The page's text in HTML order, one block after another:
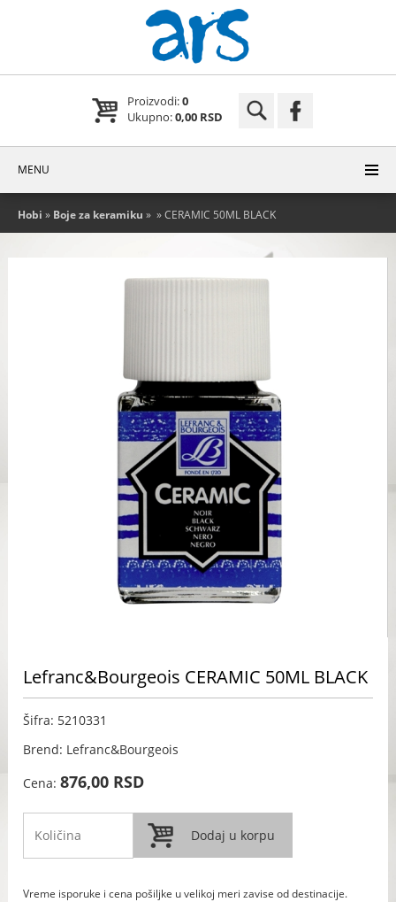
Proizvodi:0
Ukupno:0,00 RSD
MENU
Hobi » Boje za keramiku » » CERAMIC 50ML BLACK
Lefranc&Bourgeois CERAMIC 50ML BLACK
Šifra: 5210331
Brend: Lefranc&Bourgeois
Cena:876,00 RSD
Vreme isporuke i cena pošiljke u velikoj meri zavise od destinacije.